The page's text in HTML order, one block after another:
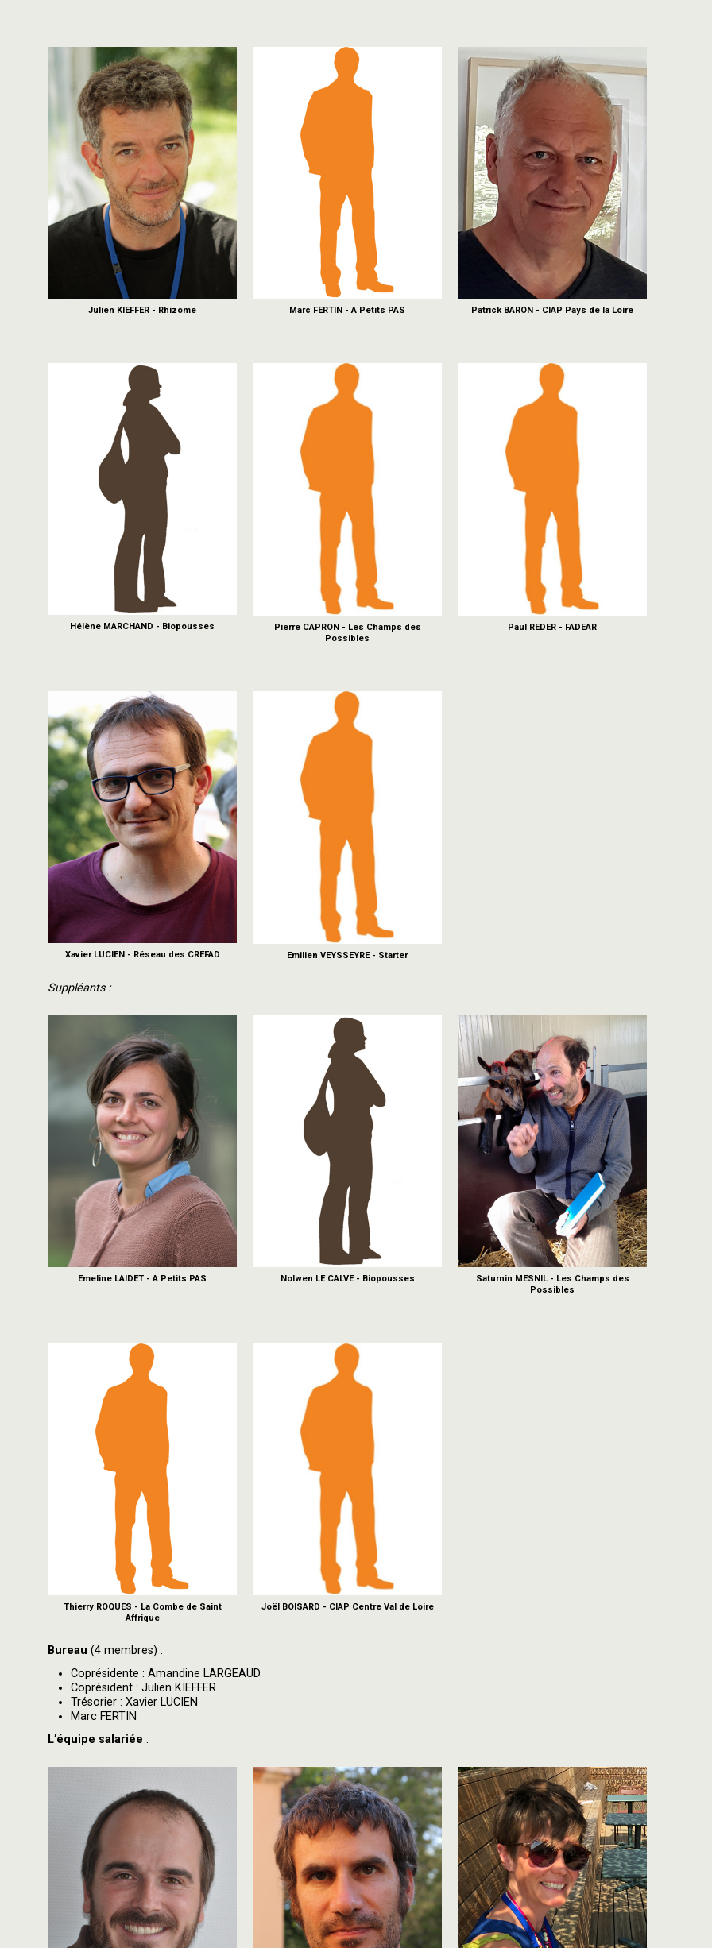
Julien KIEFFER - Rhizome Marc FERTIN - A Petits PAS Patrick BARON - CIAP Pays de la Loire
Hélène MARCHAND - Biopousses
Pierre CAPRON - Les Champs des
Possibles
Paul REDER - FADEAR
Xavier LUCIEN - Réseau des CREFAD Emilien VEYSSEYRE - Starter
Suppléants :
Emeline LAIDET - A Petits PAS Nolwen LE CALVE - Biopousses
Saturnin MESNIL - Les Champs des
Possibles
Thierry ROQUES - La Combe de Saint
Affrique
Joël BOISARD - CIAP Centre Val de Loire
Bureau (4 membres) :
Coprésidente : Amandine LARGEAUD
Coprésident : Julien KIEFFER
Trésorier : Xavier LUCIEN
Marc FERTIN
L’équipe salariée :